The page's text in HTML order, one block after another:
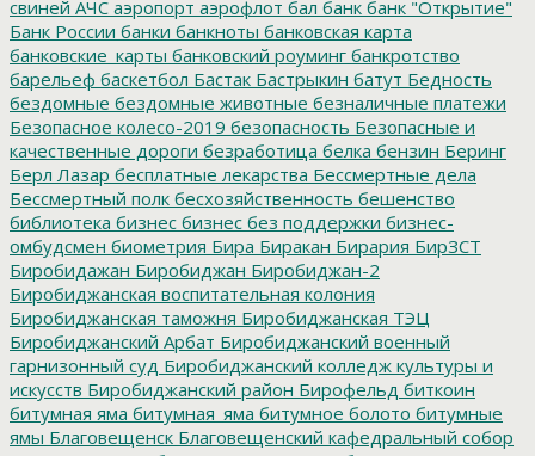
свиней АЧС аэропорт аэрофлот бал банк банк "Открытие"
Банк России банки банкноты банковская карта
банковские_карты банковский роуминг банкротство
барельеф баскетбол Бастак Бастрыкин батут Бедность
бездомные бездомные животные безналичные платежи
Безопасное колесо-2019 безопасность Безопасные и
качественные дороги безработица белка бензин Беринг
Берл Лазар бесплатные лекарства Бессмертные дела
Бессмертный полк бесхозяйственность бешенство
библиотека бизнес бизнес без поддержки бизнес-
омбудсмен биометрия Бира Биракан Бирария БирЗСТ
Биробидажан Биробиджан Биробиджан-2
Биробиджанская воспитательная колония
Биробиджанская таможня Биробиджанская ТЭЦ
Биробиджанский Арбат Биробиджанский военный
гарнизонный суд Биробиджанский колледж культуры и
искусств Биробиджанский район Бирофельд биткоин
битумная яма битумная_яма битумное болото битумные
ямы Благовещенск Благовещенский кафедральный собор